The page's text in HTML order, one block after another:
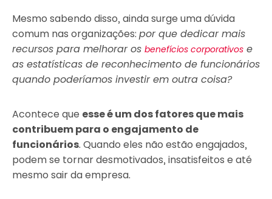
Mesmo sabendo disso, ainda surge uma dúvida
comum nas organizações: por que dedicar mais
recursos para melhorar os benefícios corporativos e
as estatísticas de reconhecimento de funcionários
quando poderíamos investir em outra coisa?
Acontece que esse é um dos fatores que mais
contribuem para o engajamento de
funcionários. Quando eles não estão engajados,
podem se tornar desmotivados, insatisfeitos e até
mesmo sair da empresa.